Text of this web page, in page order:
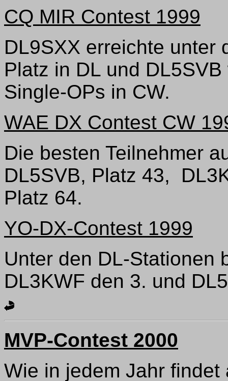
CQ MIR Contest 1999
DL9SXX erreichte unter
Platz in DL und
Single-OPs in CW.
WAE DX Contest CW
Die besten Teilnehmer
DL5SVB, Platz 43,
Platz 64.
YO-DX-Contest 1999
Unter den DL-Stationen
DL3KWF den 3. und
MVP-Contest 2000
Wie in jedem Jahr